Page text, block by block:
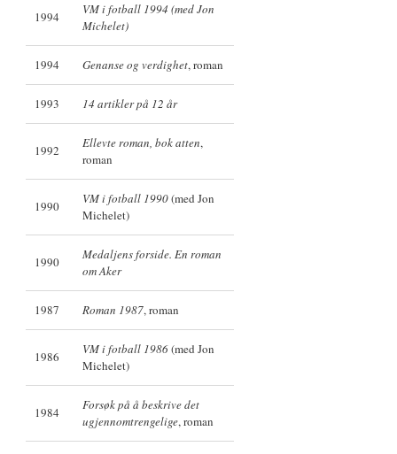
1994
VM i fotball 1994 (med Jon
Michelet)
1994 Genanse og verdighet, roman
1993 14 artikler på 12 år
1992 Ellevte roman, bok atten,
roman
1990 VM i fotball 1990(med Jon
Michelet)
1990
Medaljens forside. En roman
om Aker
1987 Roman 1987, roman
1986 VM i fotball 1986(med Jon
Michelet)
1984
Forsøk på å beskrive det
ugjennomtrengelige, roman